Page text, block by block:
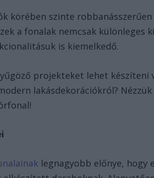
körében szinte
a fonalak nemcsak különleges
is kiemelkedő.
projekteket lehet készíteni
lakásdekorációkról?
legnagyobb előnye, hogy